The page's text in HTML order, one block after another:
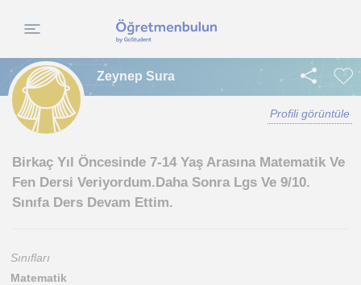
Zeynep Sura
Profili görüntüle
Birkaç Yıl Öncesinde 7-14 Yaş Arasına Matematik Ve
Fen Dersi Veriyordum.Daha Sonra Lgs Ve 9/10.
Sınıfa Ders Devam Ettim.
Sınıfları
Matematik